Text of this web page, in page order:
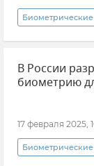
Международная
Биометрический
В России
биометрию
17 февраля 2025,